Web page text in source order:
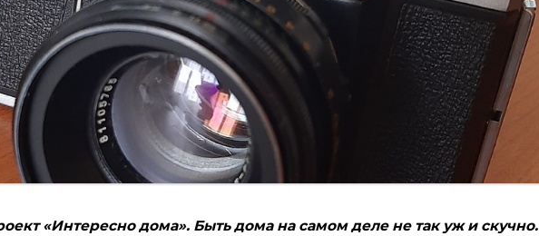
«Интересно дома». Быть дома на самом деле не так уж и скучно.